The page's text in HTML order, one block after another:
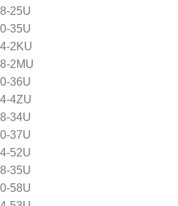
25U
35U
2KU
2MU
36U
4ZU
34U
37U
52U
35U
58U